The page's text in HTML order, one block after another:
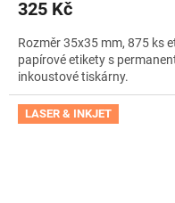
325 Kč
Rozměr 35x35 mm, 875 ks
papírové etikety s
inkoustové tiskárny.
LASER & INKJET